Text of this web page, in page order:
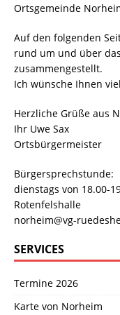
Ortsgemeinde
Auf den folgenden
rund um und über
zusammengestellt.
Ich wünsche Ihnen
Herzliche Grüße aus
Ihr Uwe Sax
Ortsbürgermeister
Bürgersprechstunde:
dienstags von 18.00-
Rotenfelshalle
norheim@vg-
SERVICES
Termine 2026
Karte von Norheim